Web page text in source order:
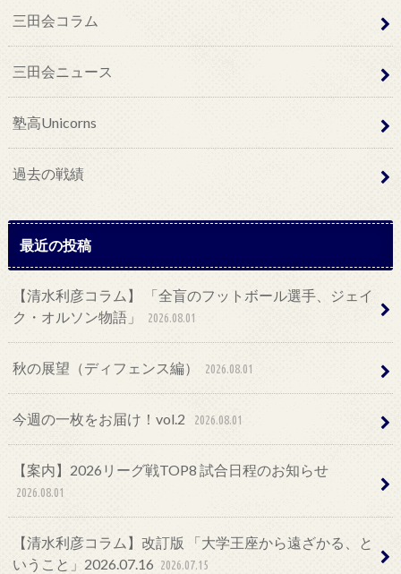
三田会コラム
三田会ニュース
塾高Unicorns
過去の戦績
最近の投稿
【清水利彦コラム】 「全盲のフットボール選手、ジェイ
ク・オルソン物語」
2026.08.01
秋の展望（ディフェンス編） 2026.08.01
今週の一枚をお届け！vol.2 2026.08.01
【案内】2026リーグ戦TOP8 試合日程のお知らせ
2026.08.01
【清水利彦コラム】改訂版 「大学王座から遠ざかる、と
いうこと」2026.07.16 2026.07.15